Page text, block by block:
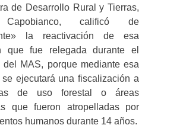
de Desarrollo Rural y Tierras,
calificó de
la reactivación de esa
que fue relegada durante el
del MAS, porque mediante esa
se ejecutará una fiscalización a
de uso forestal o áreas
que fueron atropelladas por
humanos durante 14 años.